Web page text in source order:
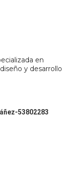
en
y desarrollo
53802283